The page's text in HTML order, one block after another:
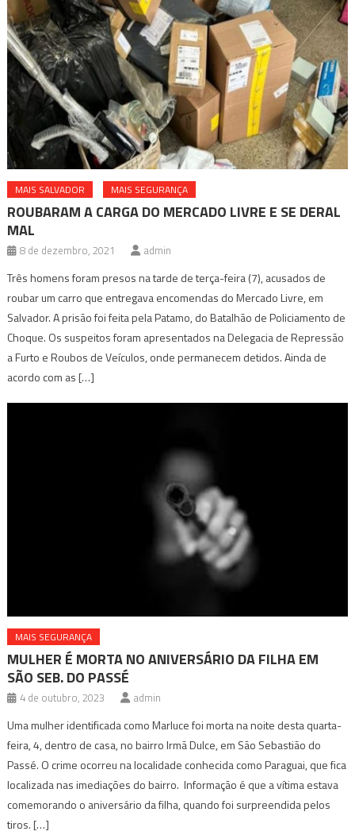
MAIS SALVADOR MAIS SEGURANÇA
ROUBARAM A CARGA DO MERCADO LIVRE E SE DERAL
MAL
8 de dezembro, 2021 admin
Três homens foram presos na tarde de terça-feira (7), acusados de
roubar um carro que entregava encomendas do Mercado Livre, em
Salvador. A prisão foi feita pela Patamo, do Batalhão de Policiamento de
Choque. Os suspeitos foram apresentados na Delegacia de Repressão
a Furto e Roubos de Veículos, onde permanecem detidos. Ainda de
acordo com as […]
MAIS SEGURANÇA
MULHER É MORTA NO ANIVERSÁRIO DA FILHA EM
SÃO SEB. DO PASSÉ
4 de outubro, 2023 admin
Uma mulher identificada como Marluce foi morta na noite desta quarta-
feira, 4, dentro de casa, no bairro Irmã Dulce, em São Sebastião do
Passé. O crime ocorreu na localidade conhecida como Paraguai, que fica
localizada nas imediações do bairro. Informação é que a vítima estava
comemorando o aniversário da filha, quando foi surpreendida pelos
tiros. […]